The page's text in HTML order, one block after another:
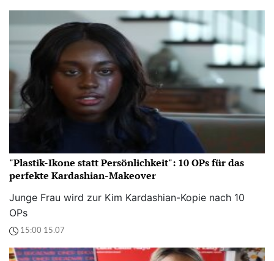
"Plastik-Ikone statt Persönlichkeit": 10 OPs für das
perfekte Kardashian-Makeover
Junge Frau wird zur Kim Kardashian-Kopie nach 10
OPs
15:00 15.07